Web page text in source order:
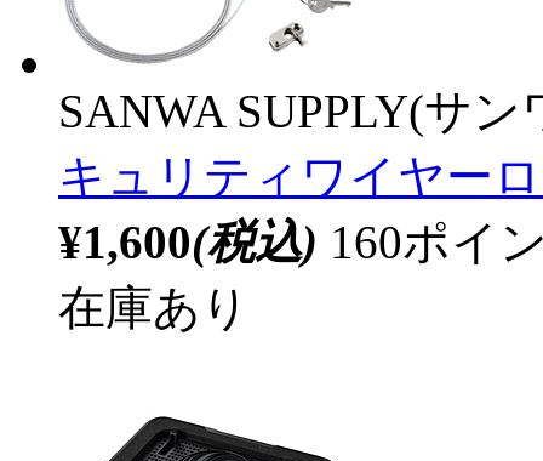
SANWA SUPPLY(サ
キュリティワイヤー
¥1,600(税込) 160ポイ
在庫あり